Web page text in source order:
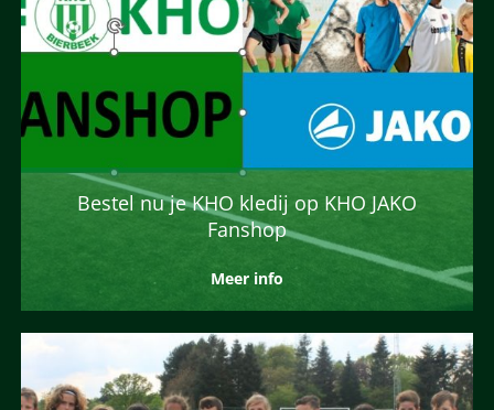
Bestel nu je KHO kledij op KHO JAKO
Fanshop
Meer info